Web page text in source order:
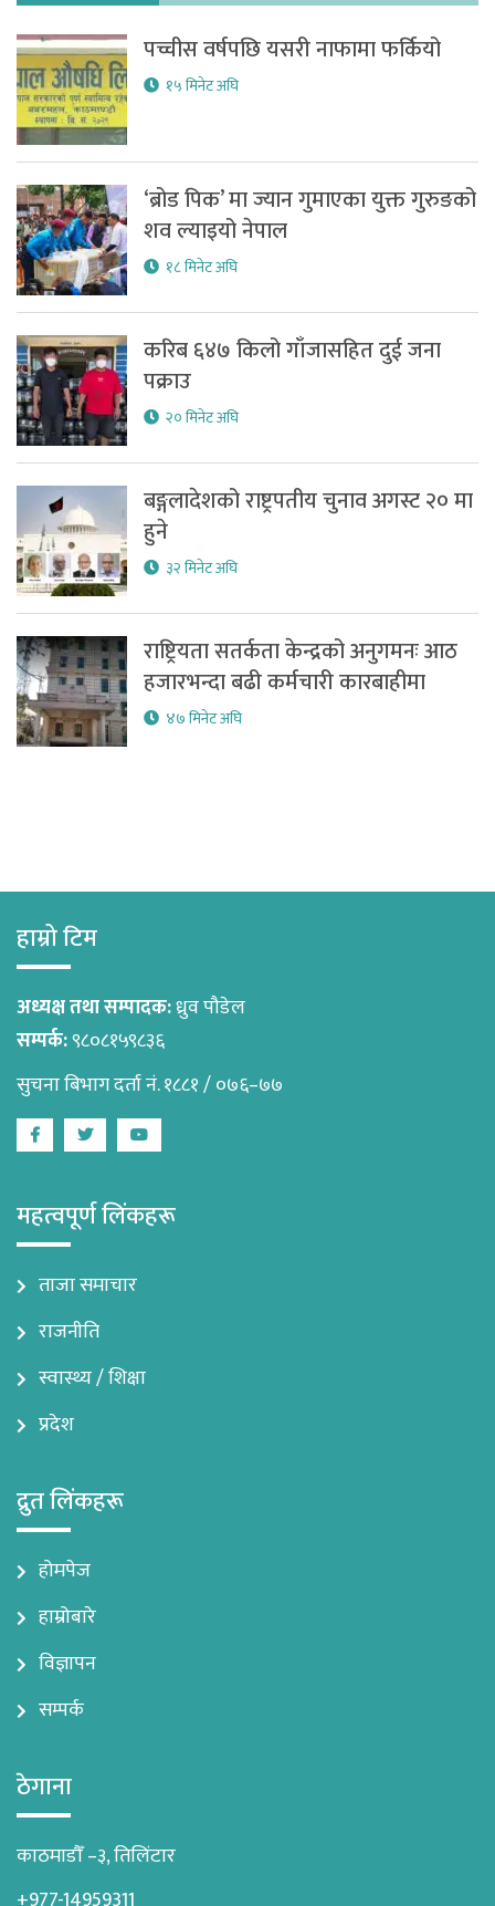
पच्चीस वर्षपछि यसरी नाफामा फर्कियो
१५ मिनेट अघि
‘ब्रोड पिक’ मा ज्यान गुमाएका युक्त गुरुङको
शव ल्याइयो नेपाल
१८ मिनेट अघि
करिब ६४७ किलो गाँजासहित दुई जना
पक्राउ
२० मिनेट अघि
बङ्गलादेशको राष्ट्रपतीय चुनाव अगस्ट २० मा
हुने
३२ मिनेट अघि
राष्ट्रियता सतर्कता केन्द्रको अनुगमनः आठ
हजारभन्दा बढी कर्मचारी कारबाहीमा
४७ मिनेट अघि
हाम्रो टिम
अध्यक्ष तथा सम्पादक:ध्रुव पौडेल
सम्पर्क:९८०८१५९८३६
सुचना बिभाग दर्ता नं. १८८१ / ०७६–७७
FacebookTwitterYoutube
महत्वपूर्ण लिंकहरू
ताजा समाचार
राजनीति
स्वास्थ्य / शिक्षा
प्रदेश
द्रुत लिंकहरू
होमपेज
हाम्रोबारे
विज्ञापन
सम्पर्क
ठेगाना
काठमाडौँ –३, तिलिंटार